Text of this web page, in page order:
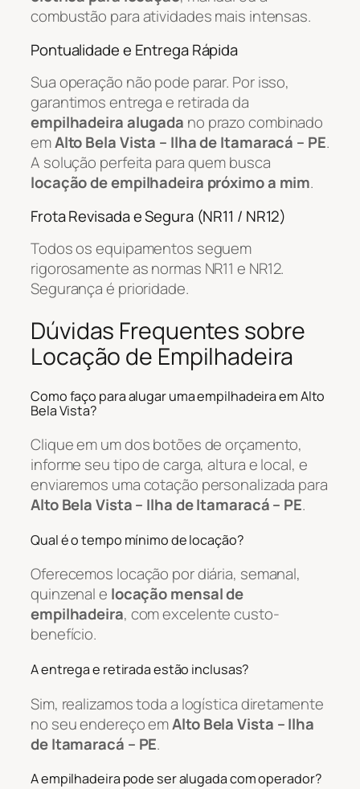
combustão para atividades mais intensas.
Pontualidade e Entrega Rápida
Sua operação não pode parar. Por isso,
garantimos entrega e retirada da
empilhadeira alugada no prazo combinado
emAlto Bela Vista – Ilha de Itamaracá – PE.
A solução perfeita para quem busca
locação de empilhadeira próximo a mim.
Frota Revisada e Segura (NR11 / NR12)
Todos os equipamentos seguem
rigorosamente as normas NR11 e NR12.
Segurança é prioridade.
Dúvidas Frequentes sobre
Locação de Empilhadeira
Como faço para alugar uma empilhadeira em Alto
Bela Vista?
Clique em um dos botões de orçamento,
informe seu tipo de carga, altura e local, e
enviaremos uma cotação personalizada para
Alto Bela Vista – Ilha de Itamaracá – PE.
Qual é o tempo mínimo de locação?
Oferecemos locação por diária, semanal,
quinzenal e locação mensal de
empilhadeira, com excelente custo-
benefício.
A entrega e retirada estão inclusas?
Sim, realizamos toda a logística diretamente
no seu endereço emAlto Bela Vista – Ilha
de Itamaracá – PE.
A empilhadeira pode ser alugada com operador?